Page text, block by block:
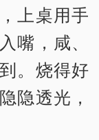
上桌用手
嘴，咸、
。烧得好
隐透光，